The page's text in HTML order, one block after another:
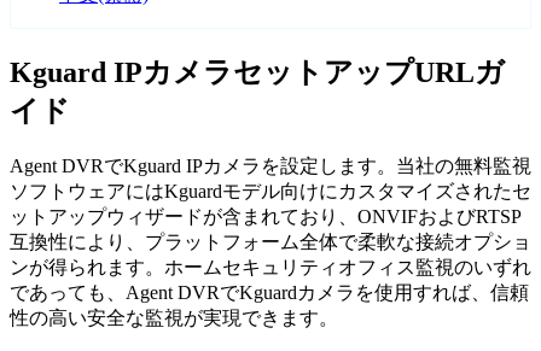
Kguard IPカメラセットアップURLガ
イド
Agent DVRでKguard IPカメラを設定します。当社の無料監視
ソフトウェアにはKguardモデル向けにカスタマイズされたセ
ットアップウィザードが含まれており、ONVIFおよびRTSP
互換性により、プラットフォーム全体で柔軟な接続オプショ
ンが得られます。ホームセキュリティオフィス監視のいずれ
であっても、Agent DVRでKguardカメラを使用すれば、信頼
性の高い安全な監視が実現できます。